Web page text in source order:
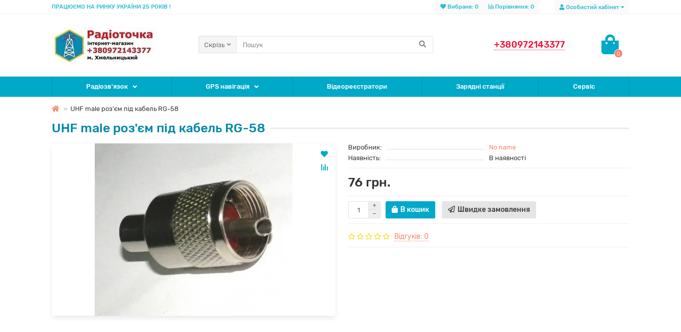
Особистий кабінет
Порівняння: 0
Вибране: 0
ПРАЦЮЄМО НА РИНКУ УКРАЇНИ 25 РОКІВ !
+380972143377
0
Скрізь
Радіозв'язок GPS навігація Відеореєстратори Зарядні станції Сервіс
UHF male роз'єм під кабель RG-58
UHF male роз'єм під кабель RG-58
Виробник:
No name
Наявність:
В наявності
76 грн.
В кошик Швидке замовлення
Відгуків: 0